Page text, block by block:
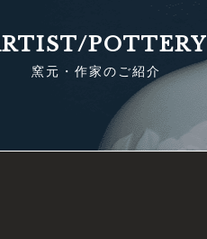
POTTERY
窯元・作家のご紹介